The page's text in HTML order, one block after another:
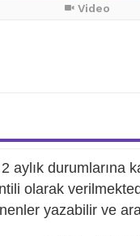
Video
aylık durumlarına
olarak
yazabilir ve